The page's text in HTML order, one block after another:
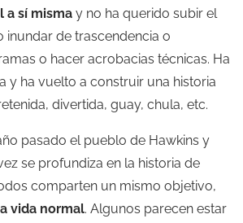
a sí misma y no ha querido subir el
inundar de trascendencia o
o hacer acrobacias técnicas. Ha
y ha vuelto a construir una historia
divertida, guay, chula, etc.
pasado el pueblo de Hawkins y
se profundiza en la historia de
comparten un mismo objetivo,
vida normal. Algunos parecen estar